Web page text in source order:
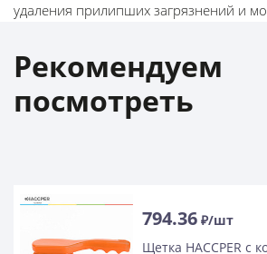
удаления прилипших загрязнений и
Рекомендуем
посмотреть
ручкой